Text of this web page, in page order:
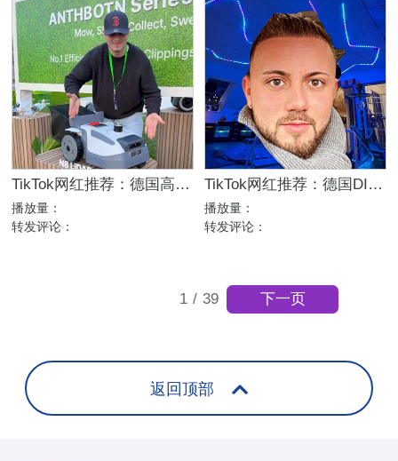
TikTok网红推荐：德国高互动家居家电测评选品达人
播放量：
转发评论：
TikTok网红推荐：德国DIY房屋改造博主，20万粉电竞房灯光达人合作
播放量：
转发评论：
1 / 39 下一页
返回顶部